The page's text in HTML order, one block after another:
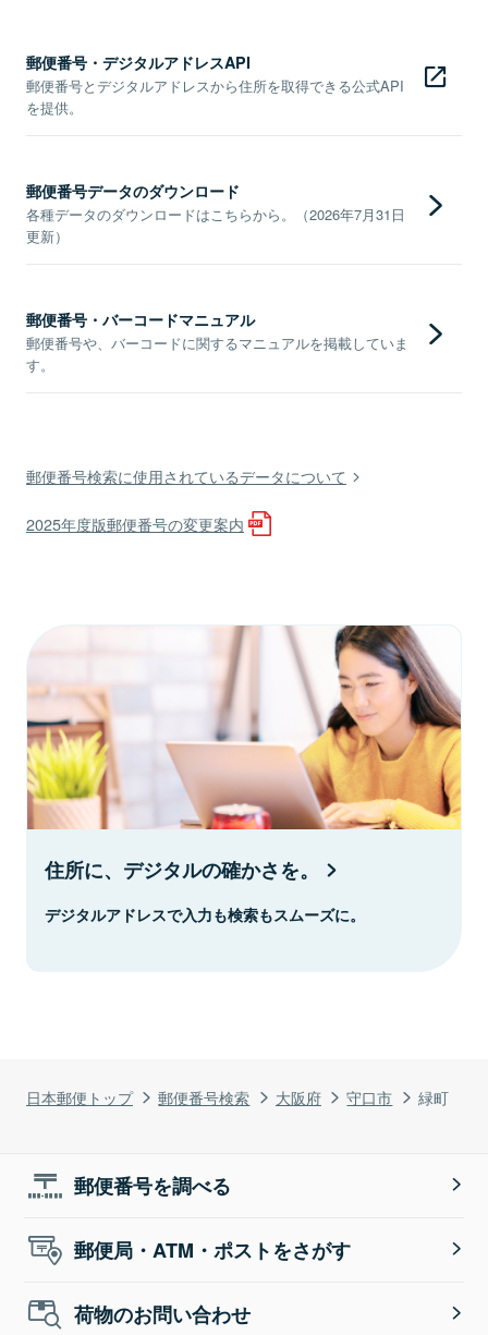
日本郵便トップ 郵便番号検索 大阪府 守口市 緑町
郵便番号・デジタルアドレスAPI
郵便番号とデジタルアドレスから住所を取得できる公式API
を提供。
郵便番号データのダウンロード
各種データのダウンロードはこちらから。（2026年7月31日
更新）
郵便番号・バーコードマニュアル
郵便番号や、バーコードに関するマニュアルを掲載していま
す。
郵便番号検索に使用されているデータについて
2025年度版郵便番号の変更案内
住所に、デジタルの確かさを。
デジタルアドレスで入力も検索もスムーズに。
郵便番号を調べる
郵便局・ATM・ポストをさがす
荷物のお問い合わせ